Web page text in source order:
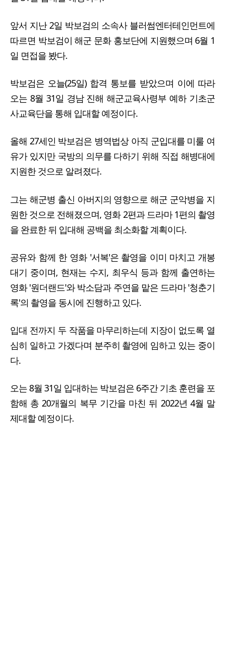
앞서 지난 2일 박보검의 소속사 블러썸엔터테인먼트에
따르면 박보검이 해군 문화 홍보단에 지원했으며 6월 1
일 면접을 봤다.
박보검은 오늘(25일) 합격 통보를 받았으며 이에 따라
오는 8월 31일 경남 진해 해군교육사령부 예하 기초군
사교육단을 통해 입대할 예정이다.
올해 27세인 박보검은 병역법상 아직 군입대를 미룰 여
유가 있지만 국방의 의무를 다하기 위해 직접 해병대에
지원한 것으로 알려졌다.
그는 해군병 출신 아버지의 영향으로 해군 군악병을 지
원한 것으로 전해졌으며, 영화 2편과 드라마 1편의 촬영
을 완료한 뒤 입대해 공백을 최소화할 계획이다.
공유와 함께 한 영화 '서복'은 촬영을 이미 마치고 개봉
대기 중이며, 현재는 수지, 최우식 등과 함께 출연하는
영화 '원더랜드'와 박소담과 주연을 맡은 드라마 '청춘기
록'의 촬영을 동시에 진행하고 있다.
입대 전까지 두 작품을 마무리하는데 지장이 없도록 열
심히 일하고 가겠다며 분주히 촬영에 임하고 있는 중이
다.
오는 8월 31일 입대하는 박보검은 6주간 기초 훈련을 포
함해 총 20개월의 복무 기간을 마친 뒤 2022년 4월 말
제대할 예정이다.